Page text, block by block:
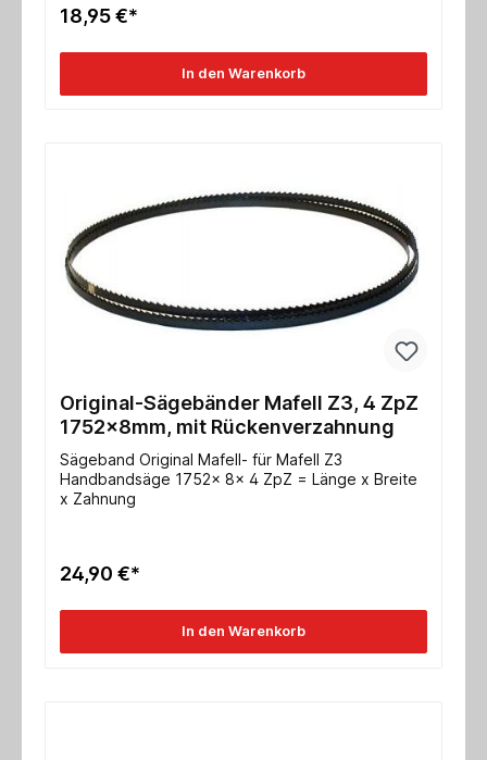
18,95 €*
In den Warenkorb
Original-Sägebänder Mafell Z3, 4 ZpZ
1752x8mm, mit Rückenverzahnung
Sägeband Original Mafell- für Mafell Z3
Handbandsäge 1752x 8x 4 ZpZ = Länge x Breite
x Zahnung
24,90 €*
In den Warenkorb